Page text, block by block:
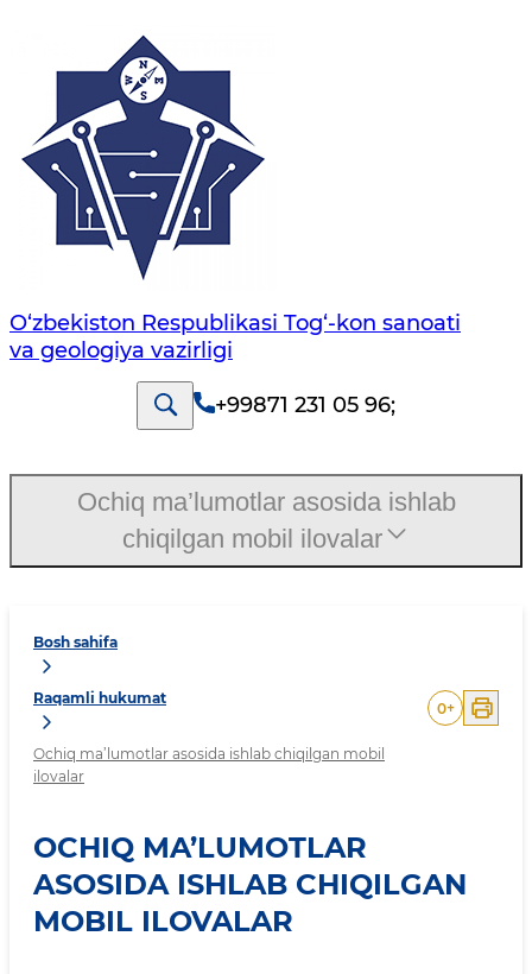
O‘zbekiston Respublikasi Tog‘-kon sanoati
va geologiya vazirligi
+99871 231 05 96;
Bosh sahifa
Raqamli hukumat
Ochiq ma’lumotlar asosida ishlab chiqilgan mobil
ilovalar
0+
OCHIQ MA’LUMOTLAR
ASOSIDA ISHLAB CHIQILGAN
MOBIL ILOVALAR
Ochiq ma’lumotlar asosida ishlab
chiqilgan mobil ilovalar